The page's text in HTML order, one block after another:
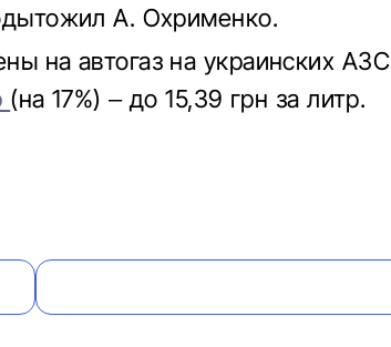
А. Охрименко.
на автогаз на украинских АЗС
(на 17%) – до 15,39 грн за литр.